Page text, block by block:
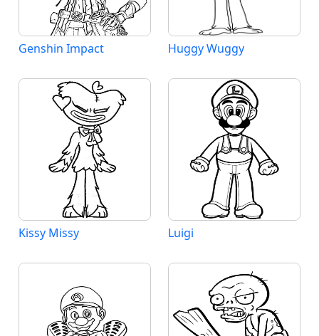
Genshin Impact Huggy Wuggy
Kissy Missy Luigi